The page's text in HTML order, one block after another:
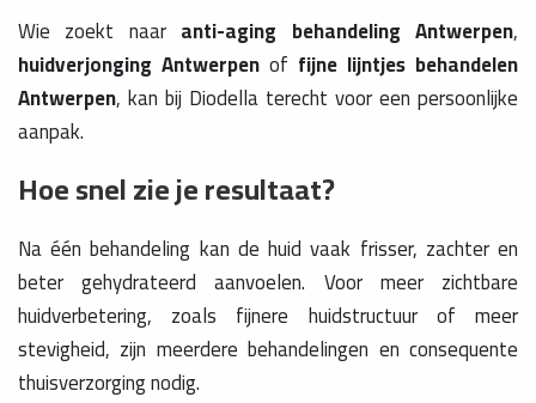
Wie zoekt naar anti-aging behandeling Antwerpen,
huidverjonging Antwerpen of fijne lijntjes behandelen
Antwerpen, kan bij Diodella terecht voor een persoonlijke
aanpak.
Hoe snel zie je resultaat?
Na één behandeling kan de huid vaak frisser, zachter en
beter gehydrateerd aanvoelen. Voor meer zichtbare
huidverbetering, zoals fijnere huidstructuur of meer
stevigheid, zijn meerdere behandelingen en consequente
thuisverzorging nodig.